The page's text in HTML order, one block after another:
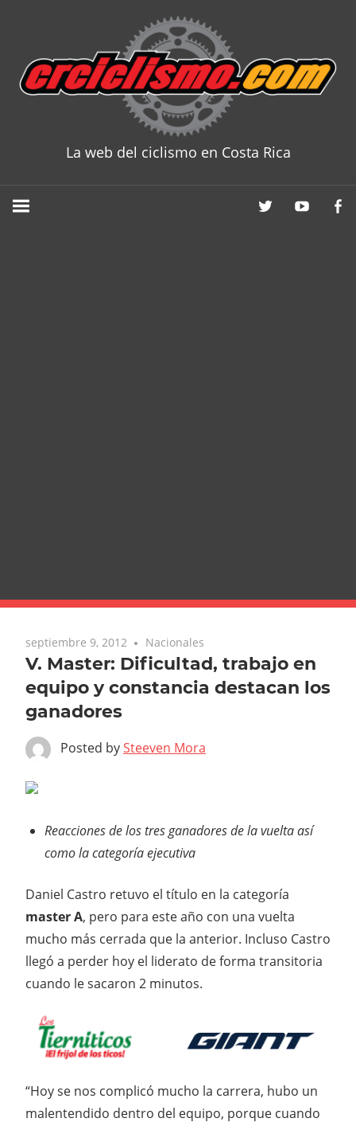
content
La web del ciclismo en Costa Rica
septiembre 9, 2012 Nacionales
V. Master: Dificultad, trabajo en
equipo y constancia destacan los
ganadores
Posted bySteeven Mora
Reacciones de los tres ganadores de la vuelta así
como la categoría ejecutiva
Daniel Castro retuvo el título en la categoría
master A, pero para este año con una vuelta
mucho más cerrada que la anterior. Incluso Castro
llegó a perder hoy el liderato de forma transitoria
cuando le sacaron 2 minutos.
“Hoy se nos complicó mucho la carrera, hubo un
malentendido dentro del equipo, porque cuando